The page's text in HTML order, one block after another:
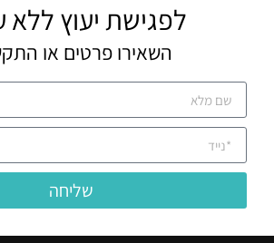
לפגישת יעוץ ללא
השאירו פרטים או
שליחה